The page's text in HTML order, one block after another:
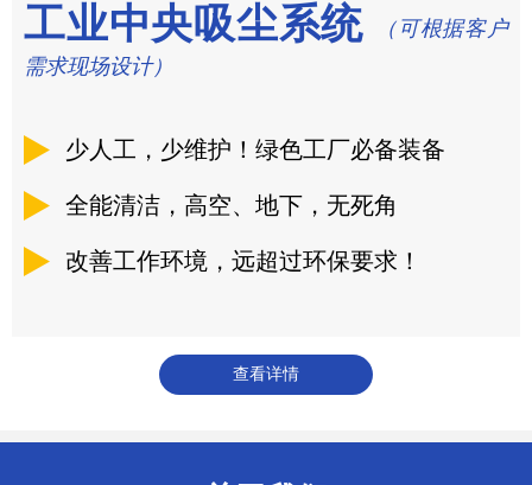
工业中央吸尘系统
（可根据客户
需求现场设计）
少人工，少维护！绿色工厂必备装备
全能清洁，高空、地下，无死角
改善工作环境，远超过环保要求！
查看详情